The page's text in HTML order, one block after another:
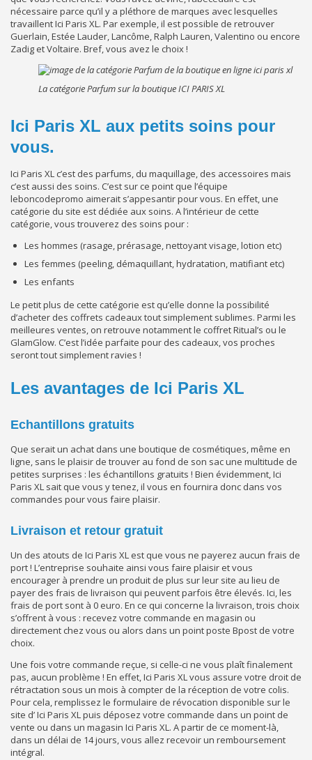
nécessaire parce qu’il y a pléthore de marques avec lesquelles
travaillent Ici Paris XL. Par exemple, il est possible de retrouver
Guerlain, Estée Lauder, Lancôme, Ralph Lauren, Valentino ou encore
Zadig et Voltaire. Bref, vous avez le choix !
La catégorie Parfum sur la boutique ICI PARIS XL
Ici Paris XL aux petits soins pour
vous.
Ici Paris XL c’est des parfums, du maquillage, des accessoires mais
c’est aussi des soins. C’est sur ce point que l’équipe
leboncodepromo aimerait s’appesantir pour vous. En effet, une
catégorie du site est dédiée aux soins. A l’intérieur de cette
catégorie, vous trouverez des soins pour :
Les hommes (rasage, prérasage, nettoyant visage, lotion etc)
Les femmes (peeling, démaquillant, hydratation, matifiant etc)
Les enfants
Le petit plus de cette catégorie est qu’elle donne la possibilité
d’acheter des coffrets cadeaux tout simplement sublimes. Parmi les
meilleures ventes, on retrouve notamment le coffret Ritual’s ou le
GlamGlow. C’est l’idée parfaite pour des cadeaux, vos proches
seront tout simplement ravies !
Les avantages de Ici Paris XL
Echantillons gratuits
Que serait un achat dans une boutique de cosmétiques, même en
ligne, sans le plaisir de trouver au fond de son sac une multitude de
petites surprises : les échantillons gratuits ! Bien évidemment, Ici
Paris XL sait que vous y tenez, il vous en fournira donc dans vos
commandes pour vous faire plaisir.
Livraison et retour gratuit
Un des atouts de Ici Paris XL est que vous ne payerez aucun frais de
port ! L’entreprise souhaite ainsi vous faire plaisir et vous
encourager à prendre un produit de plus sur leur site au lieu de
payer des frais de livraison qui peuvent parfois être élevés. Ici, les
frais de port sont à 0 euro. En ce qui concerne la livraison, trois choix
s’offrent à vous : recevez votre commande en magasin ou
directement chez vous ou alors dans un point poste Bpost de votre
choix.
Une fois votre commande reçue, si celle-ci ne vous plaît finalement
pas, aucun problème ! En effet, Ici Paris XL vous assure votre droit de
rétractation sous un mois à compter de la réception de votre colis.
Pour cela, remplissez le formulaire de révocation disponible sur le
site d’ Ici Paris XL puis déposez votre commande dans un point de
vente ou dans un magasin Ici Paris XL. A partir de ce moment-là,
dans un délai de 14 jours, vous allez recevoir un remboursement
intégral.